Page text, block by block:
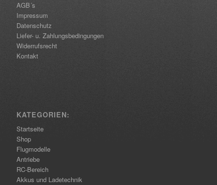
AGB´s
Impressum
Datenschutz
Liefer- u. Zahlungsbedingungen
Widerrufsrecht
Kontakt
KATEGORIEN:
Startseite
Shop
Flugmodelle
Antriebe
RC-Bereich
Akkus und Ladetechnik